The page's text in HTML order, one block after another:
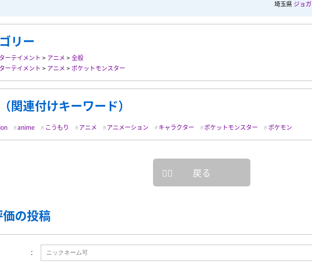
埼玉県 ジョガ
リー
ーテイメント > アニメ >全般
ーテイメント > アニメ > ポケットモンスター
関連付けキーワード）
anime こうもり アニメ アニメーション キャラクター ポケットモンスター ポケモン
戻る
の投稿